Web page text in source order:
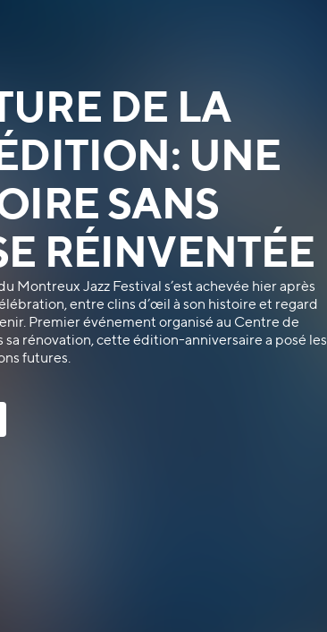
DE LA
UNE
SANS
RÉINVENTÉE
Montreux Jazz Festival s’est achevée hier après
entre clins d’œil à son histoire et regard
Premier événement organisé au Centre de
sa rénovation, cette édition-anniversaire a posé les
futures.